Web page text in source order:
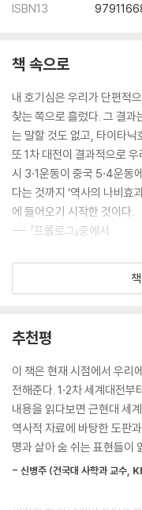
스탈린그라드에서 몰살당하
독일의 마지막 반격
3장 일본, 미국과 맞짱 뜨다
일본의 왕은 허수아비였다
미국에 의해 강제 개항하는
일본 극우의 뿌리, 요시다 쇼
야스쿠니 신사 참배를 반대해
하급 사무라이들의 반란, 메
일본, 조선 땅에서 청일전쟁
청일전쟁 이후, 일본의 손아
러일전쟁에서 러시아를 박살
일본, 관동대지진으로 비틀
제국주의 일본, 만주를 침공
일본, 상하이에서 뺨 맞고 난
막 나가는 일본을 손보기 시
강경파 도조 히데키, 진주만
일본, 하와이 공습 불타는 진
태평양 전쟁 최대의 승부 미
ISBN13
책 속으로
내 호기심은 우리가 단편적
찾는 쪽으로 흘렀다. 그 결과
는 말할 것도 없고, 타이타닉
또 1차 대전이 결과적으로
시 3·1운동이 중국 5·4운동
다는 것까지 ‘역사의 나비효
에 들어오기 시작한 것이다.
--- 「프롤로그」중에서
독일 연방 회원국 중에 ‘넘
등이라는 점이 영 마음에 들
센이 주도한 독일 통일’을
o von Bismarck)였습니다.
는 “독일 통일은 반드시 프
패는 무력으로 혼쭐을 내야
그런 ‘과격함’이 국왕 빌헬
‘급진 과격파’ 비스마르크를
--- p.22~23, 「독일 통일의
추천평
이 책은 현재 시점에서 우리
전해준다. 1·2차 세계대전
내용을 읽다보면 근현대 세
역사적 자료에 바탕한 도판
명과 살아 숨 쉬는 표현들이
- 신병주 (건국대 사학과 교수,